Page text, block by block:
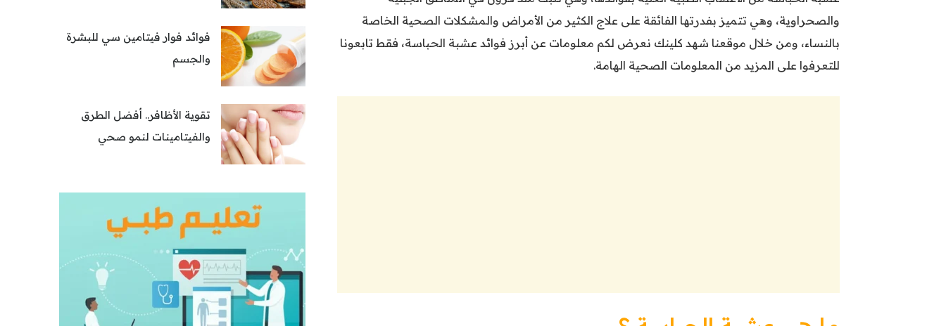
والصحراوية، وهي تتميز بفدرتها الفائقة على علاج الكثير من الأمراض والمشكلات الصحية الخاصة
بالنساء، ومن خلال موقعنا شهد كلينك نعرض لكم معلومات عن أبرز فوائد عشبة الحباسة، فقط تابعونا
للتعرفوا على المزيد من المعلومات الصحية الهامة.
فوائد فوار فيتامين سي للبشرة
والجسم
تقوية الأظافر.. أفضل الطرق
والفيتامينات لنمو صحي